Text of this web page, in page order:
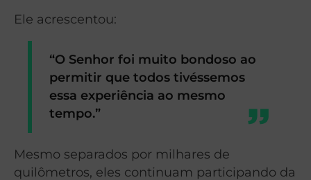
Ele acrescentou:
“O Senhor foi muito bondoso ao
permitir que todos tivéssemos
essa experiência ao mesmo
tempo.”
Mesmo separados por milhares de
quilômetros, eles continuam participando da